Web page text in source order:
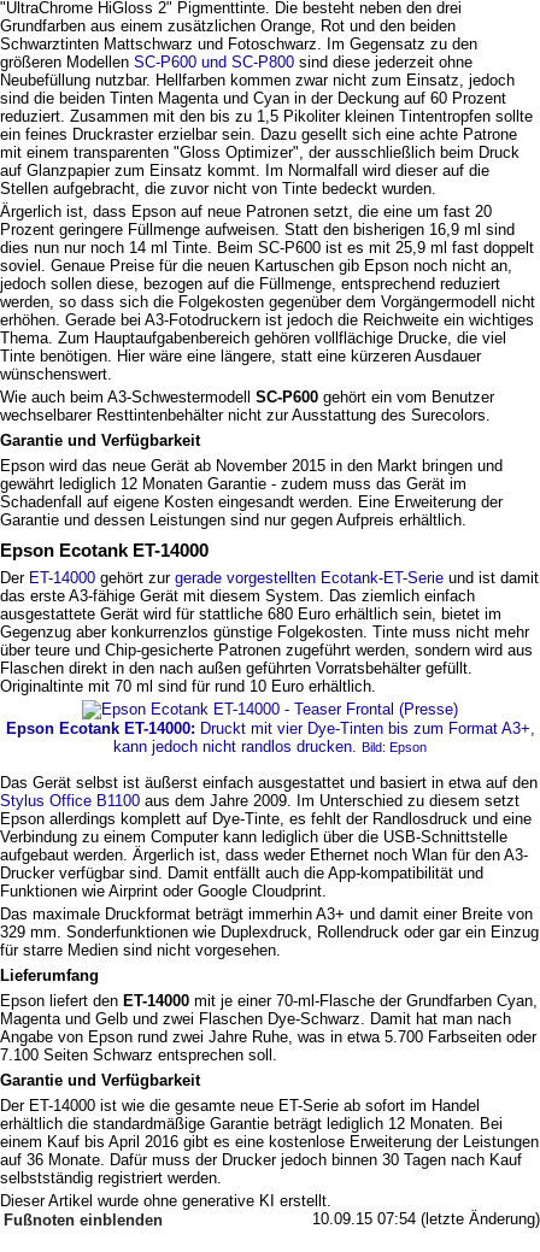
"UltraChrome HiGloss 2" Pigmenttinte. Die besteht neben den drei
Grundfarben aus einem zusätzlichen Orange, Rot und den beiden
Schwarztinten Mattschwarz und Fotoschwarz. Im Gegensatz zu den
größeren Modellen SC-P600 und SC-P800 sind diese jederzeit ohne
Neubefüllung nutzbar. Hellfarben kommen zwar nicht zum Einsatz, jedoch
sind die beiden Tinten Magenta und Cyan in der Deckung auf 60 Prozent
reduziert. Zusammen mit den bis zu 1,5 Pikoliter kleinen Tintentropfen sollte
ein feines Druckraster erzielbar sein. Dazu gesellt sich eine achte Patrone
mit einem transparenten "Gloss Optimizer", der ausschließlich beim Druck
auf Glanzpapier zum Einsatz kommt. Im Normalfall wird dieser auf die
Stellen aufgebracht, die zuvor nicht von Tinte bedeckt wurden.
Ärgerlich ist, dass Epson auf neue Patronen setzt, die eine um fast 20
Prozent geringere Füllmenge aufweisen. Statt den bisherigen 16,9 ml sind
dies nun nur noch 14 ml Tinte. Beim SC-P600 ist es mit 25,9 ml fast doppelt
soviel. Genaue Preise für die neuen Kartuschen gib Epson noch nicht an,
jedoch sollen diese, bezogen auf die Füllmenge, entsprechend reduziert
werden, so dass sich die Folgekosten gegenüber dem Vorgängermodell nicht
erhöhen. Gerade bei A3-Fotodruckern ist jedoch die Reichweite ein wichtiges
Thema. Zum Hauptaufgabenbereich gehören vollflächige Drucke, die viel
Tinte benötigen. Hier wäre eine längere, statt eine kürzeren Ausdauer
wünschenswert.
Wie auch beim A3-Schwestermodell SC-P600 gehört ein vom Benutzer
wechselbarer Resttintenbehälter nicht zur Ausstattung des Surecolors.
Garantie und Verfügbarkeit
Epson wird das neue Gerät ab November 2015 in den Markt bringen und
gewährt lediglich 12 Monaten Garantie - zudem muss das Gerät im
Schadenfall auf eigene Kosten eingesandt werden. Eine Erweiterung der
Garantie und dessen Leistungen sind nur gegen Aufpreis erhältlich.
Epson Ecotank ET-14000
Der ET-14000 gehört zur gerade vorgestellten Ecotank-ET-Serie und ist damit
das erste A3-fähige Gerät mit diesem System. Das ziemlich einfach
ausgestattete Gerät wird für stattliche 680 Euro erhältlich sein, bietet im
Gegenzug aber konkurrenzlos günstige Folgekosten. Tinte muss nicht mehr
über teure und Chip-gesicherte Patronen zugeführt werden, sondern wird aus
Flaschen direkt in den nach außen geführten Vorratsbehälter gefüllt.
Originaltinte mit 70 ml sind für rund 10 Euro erhältlich.
Epson Ecotank ET-14000: Druckt mit vier Dye-Tinten bis zum Format A3+,
kann jedoch nicht randlos drucken. Bild: Epson
Das Gerät selbst ist äußerst einfach ausgestattet und basiert in etwa auf den
Stylus Office B1100 aus dem Jahre 2009. Im Unterschied zu diesem setzt
Epson allerdings komplett auf Dye-Tinte, es fehlt der Randlosdruck und eine
Verbindung zu einem Computer kann lediglich über die USB-Schnittstelle
aufgebaut werden. Ärgerlich ist, dass weder Ethernet noch Wlan für den A3-
Drucker verfügbar sind. Damit entfällt auch die App-kompatibilität und
Funktionen wie Airprint oder Google Cloudprint.
Das maximale Druckformat beträgt immerhin A3+ und damit einer Breite von
329 mm. Sonderfunktionen wie Duplexdruck, Rollendruck oder gar ein Einzug
für starre Medien sind nicht vorgesehen.
Lieferumfang
Epson liefert den ET-14000 mit je einer 70-ml-Flasche der Grundfarben Cyan,
Magenta und Gelb und zwei Flaschen Dye-Schwarz. Damit hat man nach
Angabe von Epson rund zwei Jahre Ruhe, was in etwa 5.700 Farbseiten oder
7.100 Seiten Schwarz entsprechen soll.
Garantie und Verfügbarkeit
Der ET-14000 ist wie die gesamte neue ET-Serie ab sofort im Handel
erhältlich die standardmäßige Garantie beträgt lediglich 12 Monaten. Bei
einem Kauf bis April 2016 gibt es eine kostenlose Erweiterung der Leistungen
auf 36 Monate. Dafür muss der Drucker jedoch binnen 30 Tagen nach Kauf
selbstständig registriert werden.
Dieser Artikel wurde ohne generative KI erstellt.
10.09.15 07:54 (letzte Änderung)
Fußnoten